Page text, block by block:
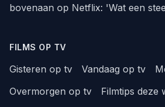
bovenaan op Netflix: 'Wat een
FILMS OP TV
Gisteren op tv Vandaag op tv
Overmorgen op tv
Filmtips deze